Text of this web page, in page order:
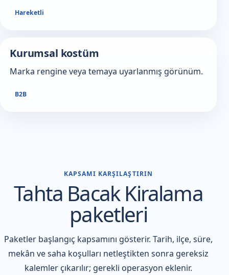
Hareketli
Kurumsal kostüm
Marka rengine veya temaya uyarlanmış görünüm.
B2B
KAPSAMI KARŞILAŞTIRIN
Tahta Bacak Kiralama
paketleri
Paketler başlangıç kapsamını gösterir. Tarih, ilçe, süre,
mekân ve saha koşulları netleştikten sonra gereksiz
kalemler çıkarılır; gerekli operasyon eklenir.